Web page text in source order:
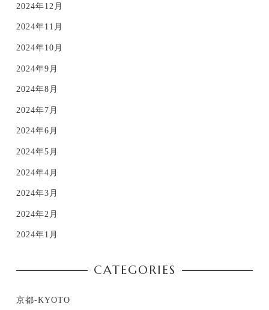
2024年12月
2024年11月
2024年10月
2024年9月
2024年8月
2024年7月
2024年6月
2024年5月
2024年4月
2024年3月
2024年2月
2024年1月
CATEGORIES
京都-KYOTO